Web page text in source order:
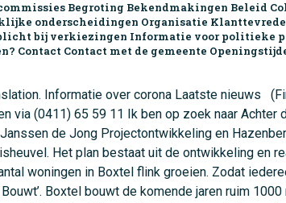
Begroting Bekendmakingen Beleid
onderscheidingen Organisatie
bij verkiezingen Informatie voor politieke
Contact Contact met de gemeente
to top"},"eh_bespoke":{"siteimprove":{"token":"6005981"}},"iframeResizer":{"advanced":{"targetSelectors":".iframe-resize","override_defaults":false,"options":{"log":false,"heightCalculationMethod":"bodyOffset","widthCalculationMethod":"scroll","autoResize":true,"bodyBackground":"","bodyMargin":"","inPageLinks":false,"interval":32,"maxHeight":-1,"maxWidth":-1,"minHeight":0,"minWidth":0,"resizeFrom":"parent","scrolling":false,"sizeHeight":true,"sizeWidth":false,"tolerance":0}}},"suggest":{"items":[{"input":"form#views-exposed-form-search-search-page input.form-text","append_to":"form#views-exposed-form-search-search-page"},{"input":"form#mobile-search-box input.form-text","append_to":"form#mobile-search-box"},{"input":"form#views-exposed-form-search-search-page-content-block input.form-text","append_to":"form#views-exposed-form-search-search-page-content-block"}],"limit":"8","path":"\/sites\/default\/files\/suggest\/nl","search_field_key":"zoekwoord"},"data":{"extlink":{"extTarget":true,"extTargetNoOverride":false,"extNofollow":true,"extNoreferrer":false,"extFollowNoOverride":false,"extClass":"ext","extLabel":"Link opent in een nieuw venster","extImgClass":false,"extSubdomains":false,"extExclude":"","extInclude":"","extCssExclude":".block-social-share","extCssExplicit":"","extAlert":false,"extAlertText":"","mailtoClass":"0","mailtoLabel":"(link sends email)","extUseFontAwesome":false,"extIconPlacement":"append","extFaLinkClasses":"fa fa-external-link","extFaMailtoClasses":"fa fa-envelope-o","whitelistedDomains":["readspeaker.com","app-eu.readspeaker.com"]}},"eu_cookie_compliance":{"popup_enabled":true,"popup_agreed_enabled":false,"popup_hide_agreed":false,"popup_clicking_confirmation":false,"popup_scrolling_confirmation":false,"popup_html_info":"\u003Cdiv class=\u0022eu-cookie-compliance-banner eu-cookie-compliance-banner-info eu-cookie-compliance-banner--default\u0022\u003E\n \u003Cdiv class=\u0022popup-content info eu-cookie-compliance-content\u0022\u003E\n \u003Cdiv id=\u0022popup-logo\u0022 class=\u0022eu-cookie-compliance-logo-wrapper\u0022\u003E\n \u003Cimg src=\u0022\/themes\/custom\/eindhoven\/img\/logos\/boxtel.svg\u0022 alt=\u0022Boxtel\u0022 class=\u0022eu-cookie-compliance-logo\u0022 \/\u003E\n \u003C\/div\u003E\n\n \u003Cdiv id=\u0022popup-buttons\u0022 class=\u0022eu-cookie-compliance-buttons\u0022\u003E\n \u003Cbutton type=\u0022button\u0022 class=\u0022agree-button eu-cookie-compliance-default-button\u0022\u003ESluiten\u003C\/button\u003E\n \u003C\/div\u003E\n\n \u003Cdiv id=\u0022popup-text\u0022 class=\u0022eu-cookie-compliance-message\u0022\u003E\n \u003Cp\u003EDe website van de gemeente \u003Cstrong\u003EBoxtel\u003C\/strong\u003E maakt gebruik van \u003Cem\u003Ecookies\u003C\/em\u003E om het gebruik te analyseren en de gebruikerservaring te verbeteren.\u003C\/p\u003E\n \u003Cbutton type=\u0022button\u0022 class=\u0022find-more-button eu-cookie-compliance-more-button\u0022\u003EMeer informatie\u003C\/button\u003E\n \u003C\/div\u003E\n\n \u003C\/div\u003E\n\u003C\/